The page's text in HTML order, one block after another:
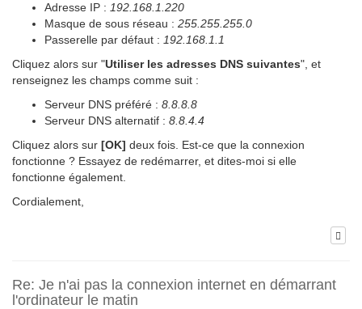
Adresse IP : 192.168.1.220
Masque de sous réseau : 255.255.255.0
Passerelle par défaut : 192.168.1.1
Cliquez alors sur "Utiliser les adresses DNS suivantes", et
renseignez les champs comme suit :
Serveur DNS préféré : 8.8.8.8
Serveur DNS alternatif : 8.8.4.4
Cliquez alors sur [OK] deux fois. Est-ce que la connexion
fonctionne ? Essayez de redémarrer, et dites-moi si elle
fonctionne également.
Cordialement,
Re: Je n'ai pas la connexion internet en démarrant
l'ordinateur le matin